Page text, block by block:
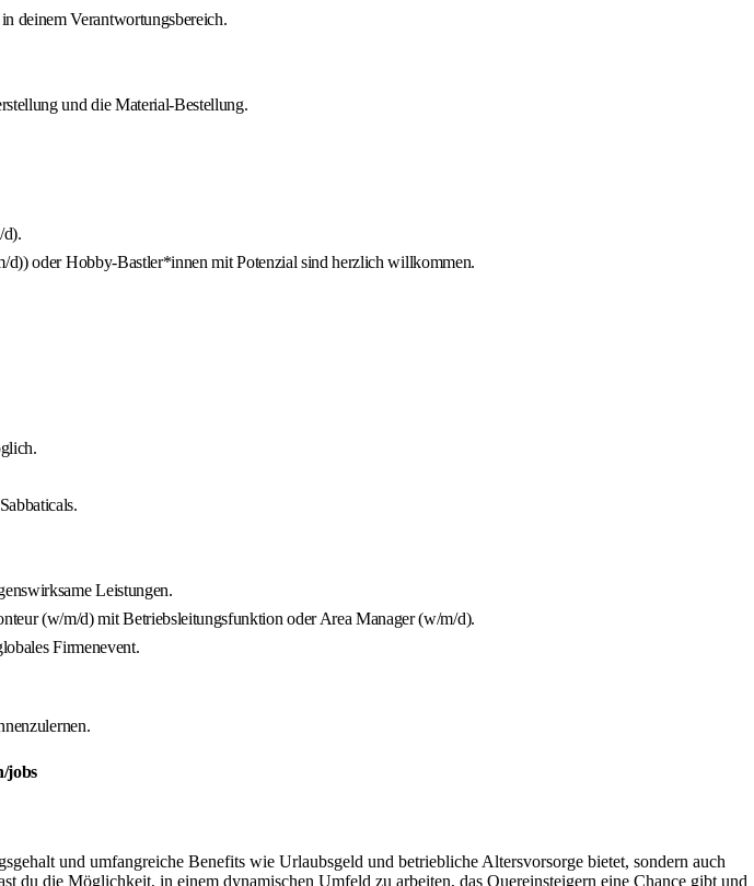
deinem Verantwortungsbereich.
und die Material-Bestellung.
d).
oder Hobby-Bastler*innen mit Potenzial sind herzlich willkommen.
Leistungen.
(w/m/d) mit Betriebsleitungsfunktion oder Area Manager (w/m/d).
Firmenevent.
jobs
und umfangreiche Benefits wie Urlaubsgeld und betriebliche Altersvorsorge bietet, sondern auch
die Möglichkeit, in einem dynamischen Umfeld zu arbeiten, das Quereinsteigern eine Chance gibt und